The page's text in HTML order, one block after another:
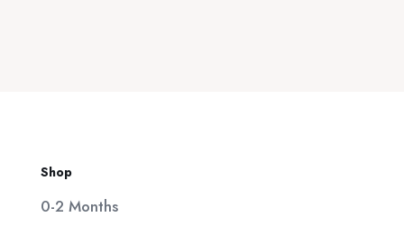
Shop
0-2 Months